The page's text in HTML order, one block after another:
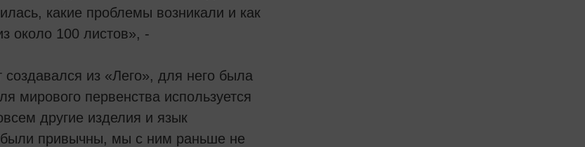
какие проблемы возникали и как
около 100 листов», -
из «Лего», для него была
мирового первенства используется
другие изделия и язык
привычны, мы с ним раньше не